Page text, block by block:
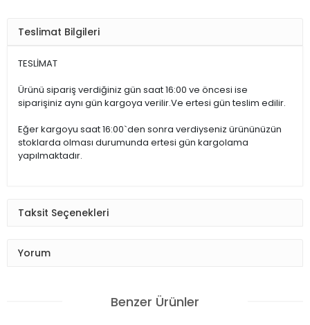
Teslimat Bilgileri
TESLİMAT
Ürünü sipariş verdiğiniz gün saat 16:00 ve öncesi ise
siparişiniz aynı gün kargoya verilir.Ve ertesi gün teslim edilir.
Eğer kargoyu saat 16:00`den sonra verdiyseniz ürününüzün
stoklarda olması durumunda ertesi gün kargolama
yapılmaktadır.
Taksit Seçenekleri
Yorum
Benzer Ürünler